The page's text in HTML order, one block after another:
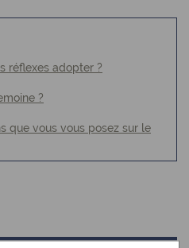
réflexes adopter ?
?
que vous vous posez sur le